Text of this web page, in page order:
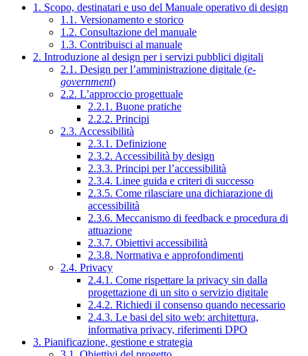
1. Scopo, destinatari e uso del Manuale operativo di design
1.1. Versionamento e storico
1.2. Consultazione del manuale
1.3. Contribuisci al manuale
2. Introduzione al design per i servizi pubblici digitali
2.1. Design per l’amministrazione digitale (e-
government)
2.2. L’approccio progettuale
2.2.1. Buone pratiche
2.2.2. Principi
2.3. Accessibilità
2.3.1. Definizione
2.3.2. Accessibilità by design
2.3.3. Principi per l’accessibilità
2.3.4. Linee guida e criteri di successo
2.3.5. Come rilasciare una dichiarazione di
accessibilità
2.3.6. Meccanismo di feedback e procedura di
attuazione
2.3.7. Obiettivi accessibilità
2.3.8. Normativa e approfondimenti
2.4. Privacy
2.4.1. Come rispettare la privacy sin dalla
progettazione di un sito o servizio digitale
2.4.2. Richiedi il consenso quando necessario
2.4.3. Le basi del sito web: architettura,
informativa privacy, riferimenti DPO
3. Pianificazione, gestione e strategia